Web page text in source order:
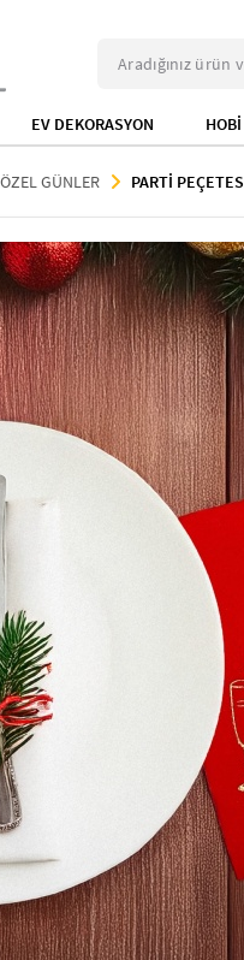
EV DEKORASYON
GÜNLER PARTİ